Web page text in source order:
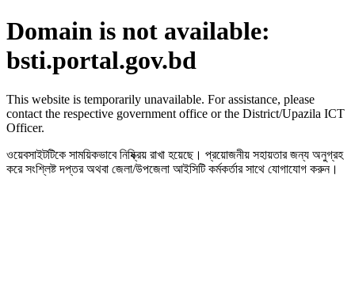
Domain is not available:
bsti.portal.gov.bd
This website is temporarily unavailable. For assistance, please
contact the respective government office or the District/Upazila ICT
Officer.
ওয়েবসাইটটিকে সাময়িকভাবে নিষ্ক্রিয় রাখা হয়েছে। প্রয়োজনীয় সহায়তার জন্য অনুগ্রহ
করে সংশ্লিষ্ট দপ্তর অথবা জেলা/উপজেলা আইসিটি কর্মকর্তার সাথে যোগাযোগ করুন।